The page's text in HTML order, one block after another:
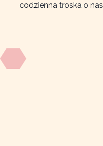
codzienna troska o